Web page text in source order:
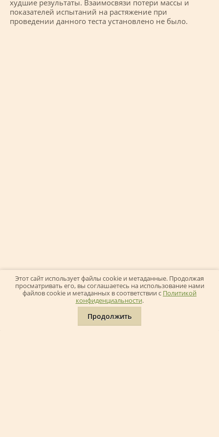
Этот сайт использует файлы cookie и метаданные. Продолжая
просматривать его, вы соглашаетесь на использование нами
файлов cookie и метаданных в соответствии с Политикой
конфиденциальности.
Продолжить
худшие результаты. Взаимосвязи потери массы и
показателей испытаний на растяжение при
проведении данного теста установлено не было.
Наши работы